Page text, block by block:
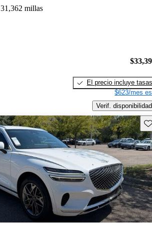
31,362 millas
El precio incluye tasas
$623/mes
Verif. disponibilidad